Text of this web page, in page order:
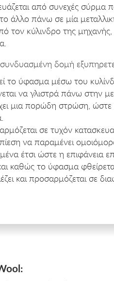
από συνεχές σύρμα
άλλο πάνω σε μία
τον κύλινδρο της
δομή
το ύφασμα μέσω του
να γλιστρά πάνω στην
μια πορώδη στρώση, ώστε
σε τυχόν
να παραμένει
έτσι ώστε η επιφάνεια
καθώς το ύφασμα
και προσαρμόζεται σε